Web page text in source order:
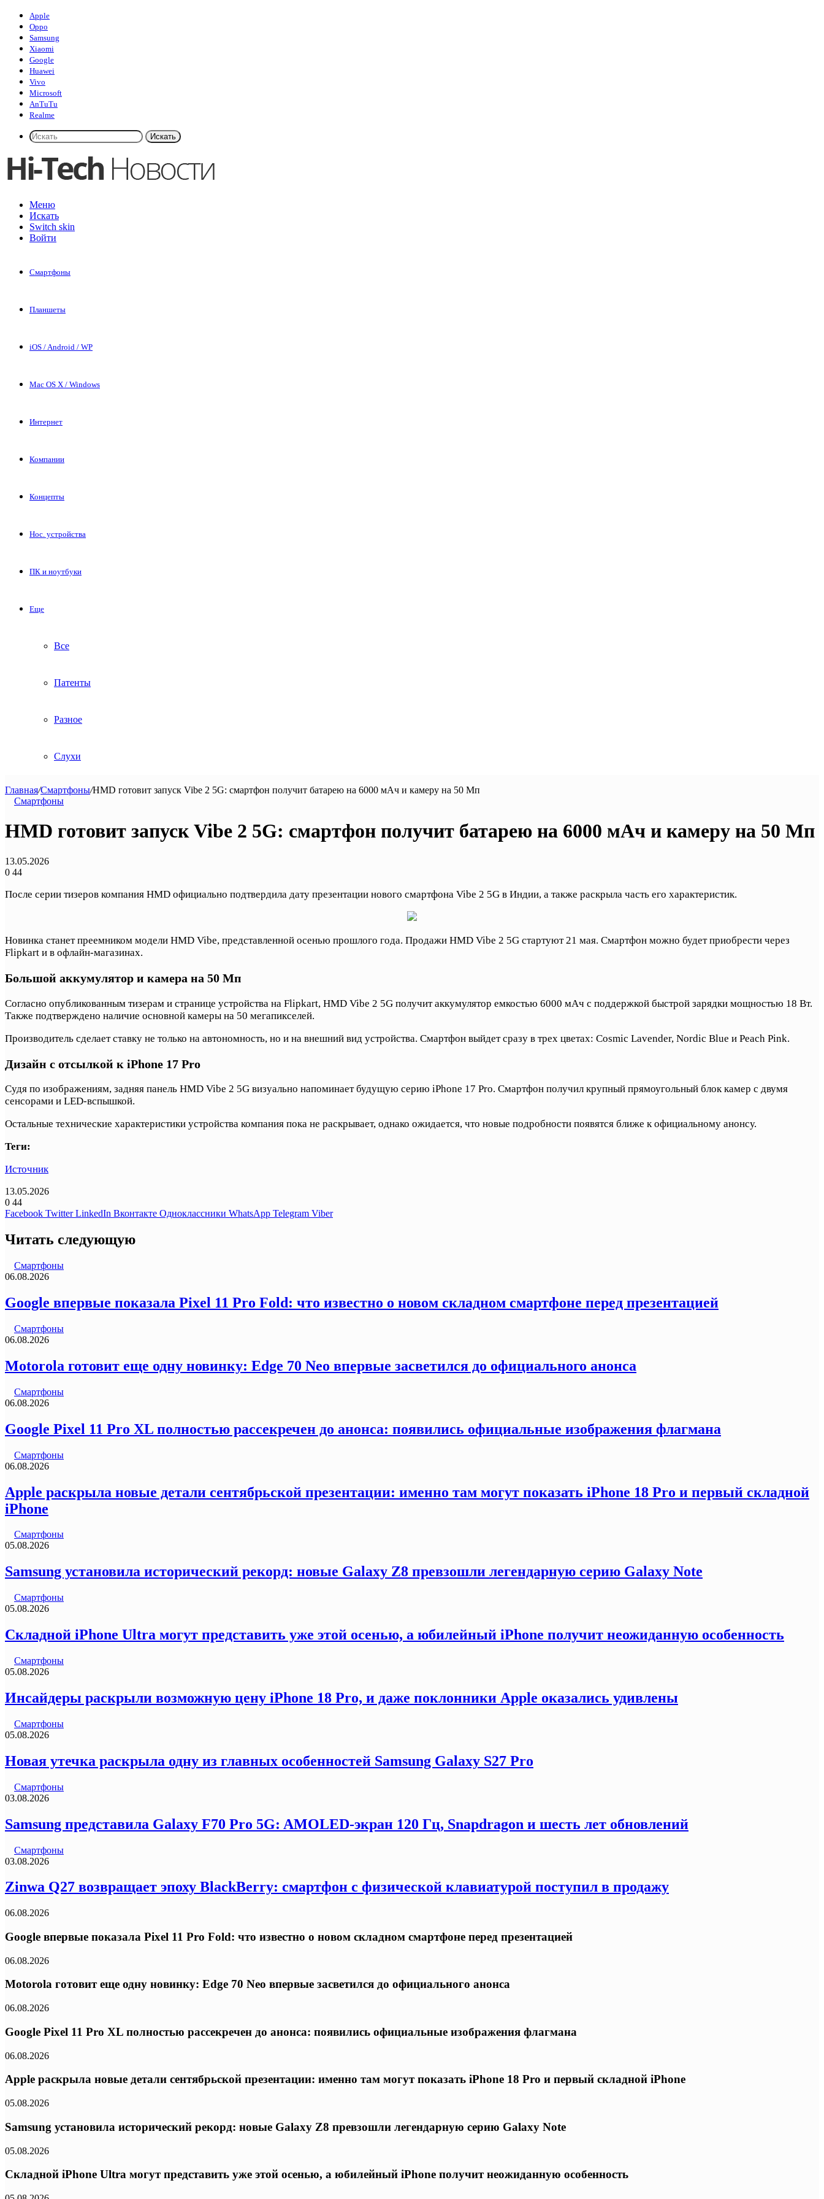
Apple
Oppo
Samsung
Xiaomi
Google
Huawei
Vivo
Microsoft
AnTuTu
Realme
Искать
Меню
Искать
Switch skin
Войти
Смартфоны
Планшеты
iOS / Android / WP
Mac OS X / Windows
Интернет
Компании
Концепты
Нос. устройства
ПК и ноутбуки
Еще
Все
Патенты
Разное
Слухи
Главная/Смартфоны/HMD готовит запуск Vibe 2 5G: смартфон получит батарею на 6000 мАч и камеру на 50 Мп
Смартфоны
HMD готовит запуск Vibe 2 5G: смартфон получит батарею на 6000 мАч и камеру на 50 Мп
13.05.2026
0 44
После серии тизеров компания HMD официально подтвердила дату презентации нового смартфона Vibe 2 5G в Индии, а также раскрыла часть его характеристик.
Новинка станет преемником модели HMD Vibe, представленной осенью прошлого года. Продажи HMD Vibe 2 5G стартуют 21 мая. Смартфон можно будет приобрести через
Flipkart и в офлайн-магазинах.
Большой аккумулятор и камера на 50 Мп
Согласно опубликованным тизерам и странице устройства на Flipkart, HMD Vibe 2 5G получит аккумулятор емкостью 6000 мАч с поддержкой быстрой зарядки мощностью 18 Вт.
Также подтверждено наличие основной камеры на 50 мегапикселей.
Производитель сделает ставку не только на автономность, но и на внешний вид устройства. Смартфон выйдет сразу в трех цветах: Cosmic Lavender, Nordic Blue и Peach Pink.
Дизайн с отсылкой к iPhone 17 Pro
Судя по изображениям, задняя панель HMD Vibe 2 5G визуально напоминает будущую серию iPhone 17 Pro. Смартфон получил крупный прямоугольный блок камер с двумя
сенсорами и LED-вспышкой.
Остальные технические характеристики устройства компания пока не раскрывает, однако ожидается, что новые подробности появятся ближе к официальному анонсу.
Теги:
Источник
13.05.2026
0 44
Facebook Twitter LinkedIn Вконтакте Одноклассники WhatsApp Telegram Viber
Читать следующую
Смартфоны
06.08.2026
Google впервые показала Pixel 11 Pro Fold: что известно о новом складном смартфоне перед презентацией
Смартфоны
06.08.2026
Motorola готовит еще одну новинку: Edge 70 Neo впервые засветился до официального анонса
Смартфоны
06.08.2026
Google Pixel 11 Pro XL полностью рассекречен до анонса: появились официальные изображения флагмана
Смартфоны
06.08.2026
Apple раскрыла новые детали сентябрьской презентации: именно там могут показать iPhone 18 Pro и первый складной
iPhone
Смартфоны
05.08.2026
Samsung установила исторический рекорд: новые Galaxy Z8 превзошли легендарную серию Galaxy Note
Смартфоны
05.08.2026
Складной iPhone Ultra могут представить уже этой осенью, а юбилейный iPhone получит неожиданную особенность
Смартфоны
05.08.2026
Инсайдеры раскрыли возможную цену iPhone 18 Pro, и даже поклонники Apple оказались удивлены
Смартфоны
05.08.2026
Новая утечка раскрыла одну из главных особенностей Samsung Galaxy S27 Pro
Смартфоны
03.08.2026
Samsung представила Galaxy F70 Pro 5G: AMOLED-экран 120 Гц, Snapdragon и шесть лет обновлений
Смартфоны
03.08.2026
Zinwa Q27 возвращает эпоху BlackBerry: смартфон с физической клавиатурой поступил в продажу
06.08.2026
Google впервые показала Pixel 11 Pro Fold: что известно о новом складном смартфоне перед презентацией
06.08.2026
Motorola готовит еще одну новинку: Edge 70 Neo впервые засветился до официального анонса
06.08.2026
Google Pixel 11 Pro XL полностью рассекречен до анонса: появились официальные изображения флагмана
06.08.2026
Apple раскрыла новые детали сентябрьской презентации: именно там могут показать iPhone 18 Pro и первый складной iPhone
05.08.2026
Samsung установила исторический рекорд: новые Galaxy Z8 превзошли легендарную серию Galaxy Note
05.08.2026
Складной iPhone Ultra могут представить уже этой осенью, а юбилейный iPhone получит неожиданную особенность